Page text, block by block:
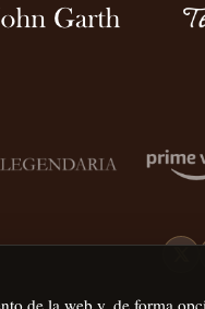
de la web y, de forma